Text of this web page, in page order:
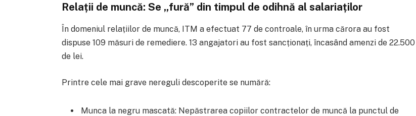
Relații de muncă: Se „fură” din timpul de odihnă al salariaților
În domeniul relațiilor de muncă, ITM a efectuat 77 de controale, în urma cărora au fost
dispuse 109 măsuri de remediere. 13 angajatori au fost sancționați, încasând amenzi de 22.500
de lei.
Printre cele mai grave nereguli descoperite se numără:
Munca la negru mascată: Nepăstrarea copiilor contractelor de muncă la punctul de